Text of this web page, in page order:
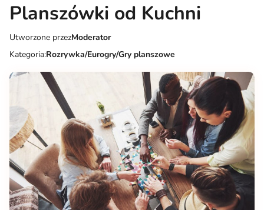
Kontakt
Planszówki od Kuchni
Utworzone przezModerator
Kategoria:Rozrywka/Eurogry/Gry planszowe